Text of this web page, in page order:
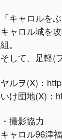
「キャロルを
キャロル城を
組。
そして、足軽(
ヤルヲ(X)：
いけ団地(X)：
・撮影協力
キャロル96津